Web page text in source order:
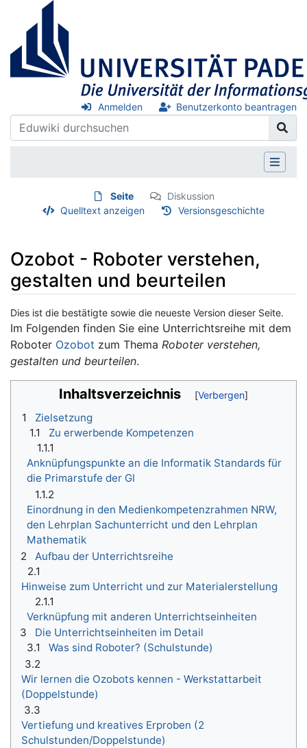
Anmelden Benutzerkonto beantragen
Seite
Diskussion
Quelltext anzeigen
Versionsgeschichte
Ozobot - Roboter verstehen,
gestalten und beurteilen
Dies ist die bestätigte sowie die neueste Version dieser Seite.
Wechseln zu:Navigation,Suche
Im Folgenden finden Sie eine Unterrichtsreihe mit dem
Roboter Ozobot zum Thema Roboter verstehen,
gestalten und beurteilen.
Inhaltsverzeichnis
1
Zielsetzung
1.1
Zu erwerbende Kompetenzen
1.1.1
Anknüpfungspunkte an die Informatik Standards für
die Primarstufe der GI
1.1.2
Einordnung in den Medienkompetenzrahmen NRW,
den Lehrplan Sachunterricht und den Lehrplan
Mathematik
2
Aufbau der Unterrichtsreihe
2.1
Hinweise zum Unterricht und zur Materialerstellung
2.1.1
Verknüpfung mit anderen Unterrichtseinheiten
3
Die Unterrichtseinheiten im Detail
3.1
Was sind Roboter? (Schulstunde)
3.2
Wir lernen die Ozobots kennen - Werkstattarbeit
(Doppelstunde)
3.3
Vertiefung und kreatives Erproben (2
Schulstunden/Doppelstunde)